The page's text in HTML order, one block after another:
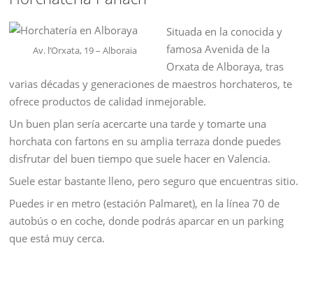
Av. l’Orxata, 19 – Alboraia
Situada en la conocida y
famosa Avenida de la
Orxata de Alboraya, tras
varias décadas y generaciones de maestros horchateros, te
ofrece productos de calidad inmejorable.
Un buen plan sería acercarte una tarde y tomarte una
horchata con fartons en su amplia terraza donde puedes
disfrutar del buen tiempo que suele hacer en Valencia.
Suele estar bastante lleno, pero seguro que encuentras sitio.
Puedes ir en metro (estación Palmaret), en la línea 70 de
autobús o en coche, donde podrás aparcar en un parking
que está muy cerca.